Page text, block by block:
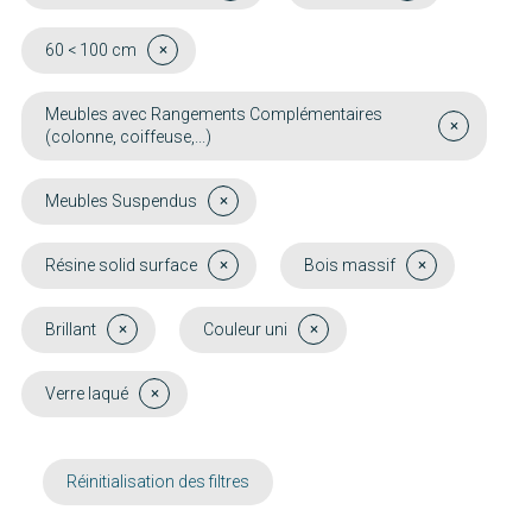
60 < 100 cm
Meubles avec Rangements Complémentaires
(colonne, coiffeuse,...)
Meubles Suspendus
Résine solid surface Bois massif
Brillant Couleur uni
Verre laqué
Réinitialisation des filtres